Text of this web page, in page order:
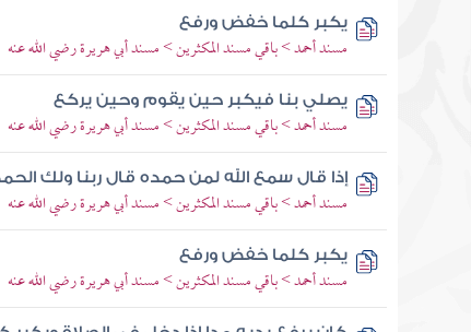
يكبر كلما خفض ورفع
مسند أحمد > باقي مسند المكثرين > مسند أبي هريرة رضي الله عنه
يصلي بنا فيكبر حين يقوم وحين يركع
مسند أحمد > باقي مسند المكثرين > مسند أبي هريرة رضي الله عنه
إذا قال سمع الله لمن حمده قال ربنا ولك
مسند أحمد > باقي مسند المكثرين > مسند أبي هريرة رضي الله عنه
يكبر كلما خفض ورفع
مسند أحمد > باقي مسند المكثرين > مسند أبي هريرة رضي الله عنه